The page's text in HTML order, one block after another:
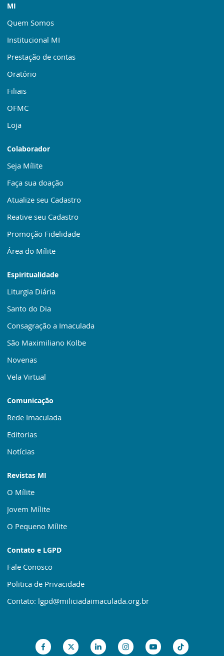
MI
Quem Somos
Institucional MI
Prestação de contas
Oratório
Filiais
OFMC
Loja
Colaborador
Seja Mílite
Faça sua doação
Atualize seu Cadastro
Reative seu Cadastro
Promoção Fidelidade
Área do Mílite
Espiritualidade
Liturgia Diária
Santo do Dia
Consagração a Imaculada
São Maximiliano Kolbe
Novenas
Vela Virtual
Comunicação
Rede Imaculada
Editorias
Notícias
Revistas MI
O Mílite
Jovem Mílite
O Pequeno Mílite
Contato e LGPD
Fale Conosco
Politica de Privacidade
Contato: lgpd@miliciadaimaculada.org.br